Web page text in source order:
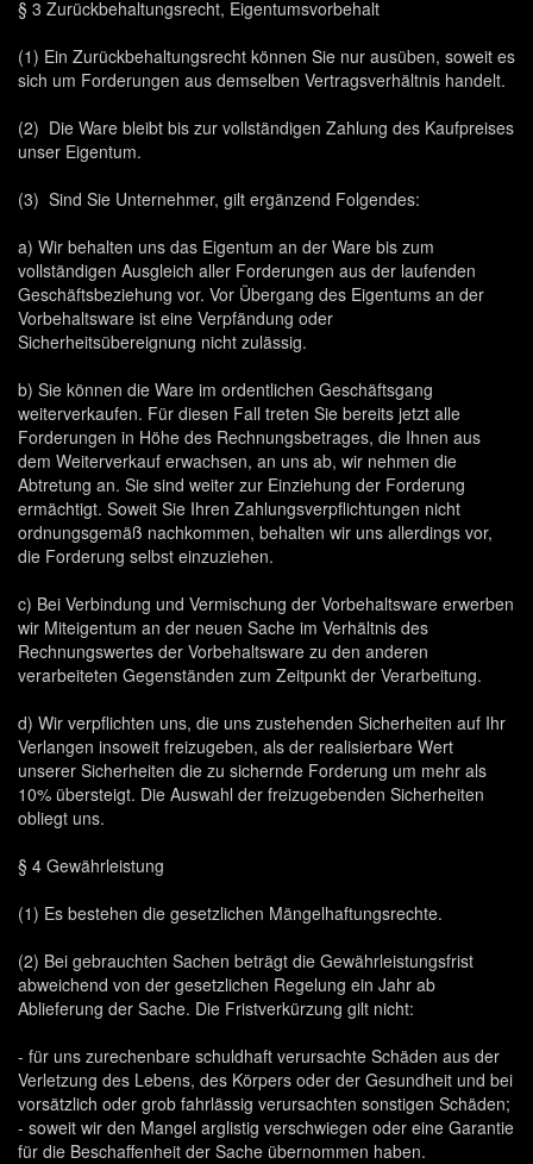
§ 3 Zurückbehaltungsrecht, Eigentumsvorbehalt
(1) Ein Zurückbehaltungsrecht können Sie nur ausüben, soweit es
sich um Forderungen aus demselben Vertragsverhältnis handelt.
(2) Die Ware bleibt bis zur vollständigen Zahlung des Kaufpreises
unser Eigentum.
(3) Sind Sie Unternehmer, gilt ergänzend Folgendes:
a) Wir behalten uns das Eigentum an der Ware bis zum
vollständigen Ausgleich aller Forderungen aus der laufenden
Geschäftsbeziehung vor. Vor Übergang des Eigentums an der
Vorbehaltsware ist eine Verpfändung oder
Sicherheitsübereignung nicht zulässig.
b) Sie können die Ware im ordentlichen Geschäftsgang
weiterverkaufen. Für diesen Fall treten Sie bereits jetzt alle
Forderungen in Höhe des Rechnungsbetrages, die Ihnen aus
dem Weiterverkauf erwachsen, an uns ab, wir nehmen die
Abtretung an. Sie sind weiter zur Einziehung der Forderung
ermächtigt. Soweit Sie Ihren Zahlungsverpflichtungen nicht
ordnungsgemäß nachkommen, behalten wir uns allerdings vor,
die Forderung selbst einzuziehen.
c) Bei Verbindung und Vermischung der Vorbehaltsware erwerben
wir Miteigentum an der neuen Sache im Verhältnis des
Rechnungswertes der Vorbehaltsware zu den anderen
verarbeiteten Gegenständen zum Zeitpunkt der Verarbeitung.
d) Wir verpflichten uns, die uns zustehenden Sicherheiten auf Ihr
Verlangen insoweit freizugeben, als der realisierbare Wert
unserer Sicherheiten die zu sichernde Forderung um mehr als
10% übersteigt. Die Auswahl der freizugebenden Sicherheiten
obliegt uns.
§ 4 Gewährleistung
(1) Es bestehen die gesetzlichen Mängelhaftungsrechte.
(2) Bei gebrauchten Sachen beträgt die Gewährleistungsfrist
abweichend von der gesetzlichen Regelung ein Jahr ab
Ablieferung der Sache. Die Fristverkürzung gilt nicht:
- für uns zurechenbare schuldhaft verursachte Schäden aus der
Verletzung des Lebens, des Körpers oder der Gesundheit und bei
vorsätzlich oder grob fahrlässig verursachten sonstigen Schäden;
- soweit wir den Mangel arglistig verschwiegen oder eine Garantie
für die Beschaffenheit der Sache übernommen haben.